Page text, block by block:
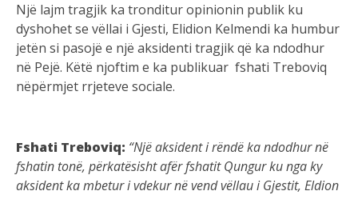
Një lajm tragjik ka tronditur opinionin publik ku
dyshohet se vëllai i Gjesti, Elidion Kelmendi ka humbur
jetën si pasojë e një aksidenti tragjik që ka ndodhur
në Pejë. Këtë njoftim e ka publikuar fshati Treboviq
nëpërmjet rrjeteve sociale.
Fshati Treboviq: “Një aksident i rëndë ka ndodhur në
fshatin tonë, përkatësisht afër fshatit Qungur ku nga ky
aksident ka mbetur i vdekur në vend vëllau i Gjestit, Eldion